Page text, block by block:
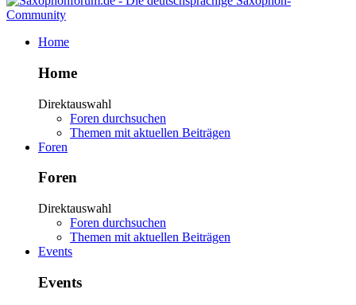
Home
Home
Direktauswahl
Foren durchsuchen
Themen mit aktuellen Beiträgen
Foren
Foren
Direktauswahl
Foren durchsuchen
Themen mit aktuellen Beiträgen
Events
Events